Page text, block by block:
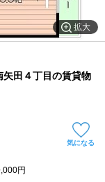
拡大
田４丁目の賃貸物
気になる
円